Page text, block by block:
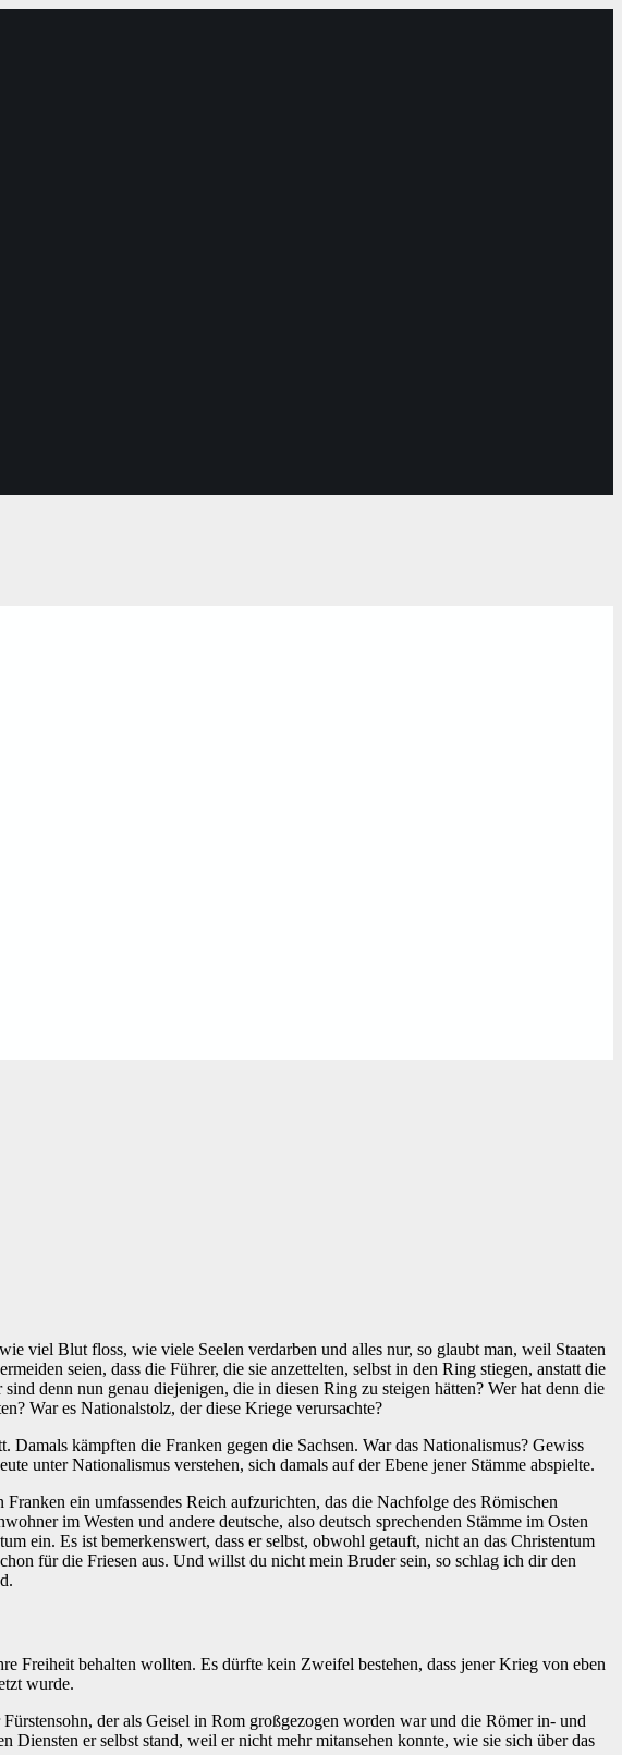
viel Blut floss, wie viele Seelen verdarben und alles nur, so glaubt man, weil Staaten
seien, dass die Führer, die sie anzettelten, selbst in den Ring stiegen, anstatt die
denn nun genau diejenigen, die in diesen Ring zu steigen hätten? Wer hat denn die
War es Nationalstolz, der diese Kriege verursachte?
kämpften die Franken gegen die Sachsen. War das Nationalismus? Gewiss
unter Nationalismus verstehen, sich damals auf der Ebene jener Stämme abspielte.
ein umfassendes Reich aufzurichten, das die Nachfolge des Römischen
im Westen und andere deutsche, also deutsch sprechenden Stämme im Osten
ein. Es ist bemerkenswert, dass er selbst, obwohl getauft, nicht an das Christentum
für die Friesen aus. Und willst du nicht mein Bruder sein, so schlag ich dir den
Freiheit behalten wollten. Es dürfte kein Zweifel bestehen, dass jener Krieg von eben
wurde.
der als Geisel in Rom großgezogen worden war und die Römer in- und
er selbst stand, weil er nicht mehr mitansehen konnte, wie sie sich über das